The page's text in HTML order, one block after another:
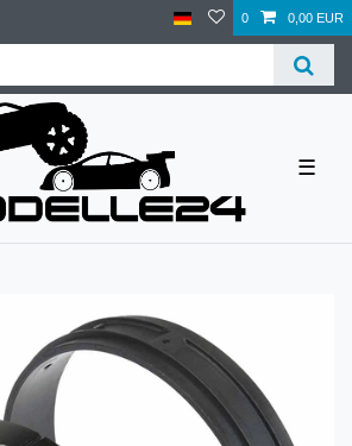
0 0,00 EUR
☰